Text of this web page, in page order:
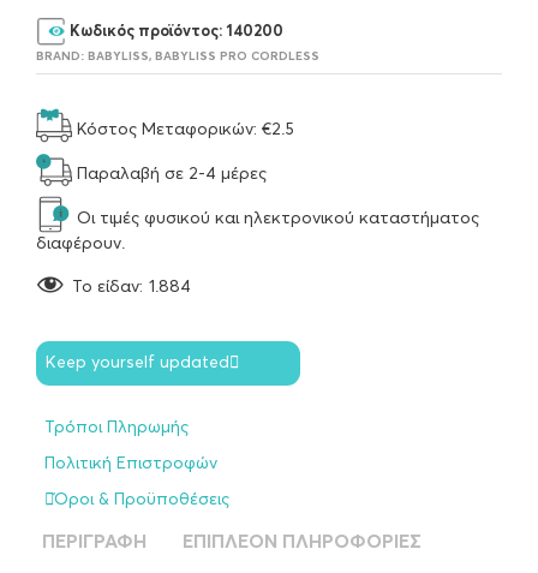
Κωδικός προϊόντος: 140200
BRAND: BABYLISS, BABYLISS PRO CORDLESS
Κόστος Μεταφορικών: €2.5
Παραλαβή σε 2-4 μέρες
Οι τιμές φυσικού και ηλεκτρονικού καταστήματος
διαφέρουν.
To είδαν: 1.884
Keep yourself updated
Τρόποι Πληρωμής
Πολιτική Επιστροφών
Όροι & Προϋποθέσεις
ΠΕΡΙΓΡΑΦΉ ΕΠΙΠΛΈΟΝ ΠΛΗΡΟΦΟΡΊΕΣ